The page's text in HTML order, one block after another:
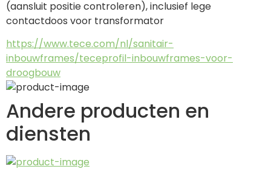
(aansluit positie controleren), inclusief lege
contactdoos voor transformator
https://www.tece.com/nl/sanitair-
inbouwframes/teceprofil-inbouwframes-voor-
droogbouw
Andere producten en
diensten